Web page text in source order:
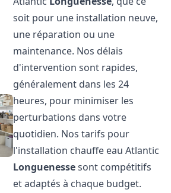
soit pour une installation neuve,
une réparation ou une
maintenance. Nos délais
d'intervention sont rapides,
généralement dans les 24
heures, pour minimiser les
perturbations dans votre
quotidien. Nos tarifs pour
l'installation chauffe eau Atlantic
Longuenessesont compétitifs
et adaptés à chaque budget.